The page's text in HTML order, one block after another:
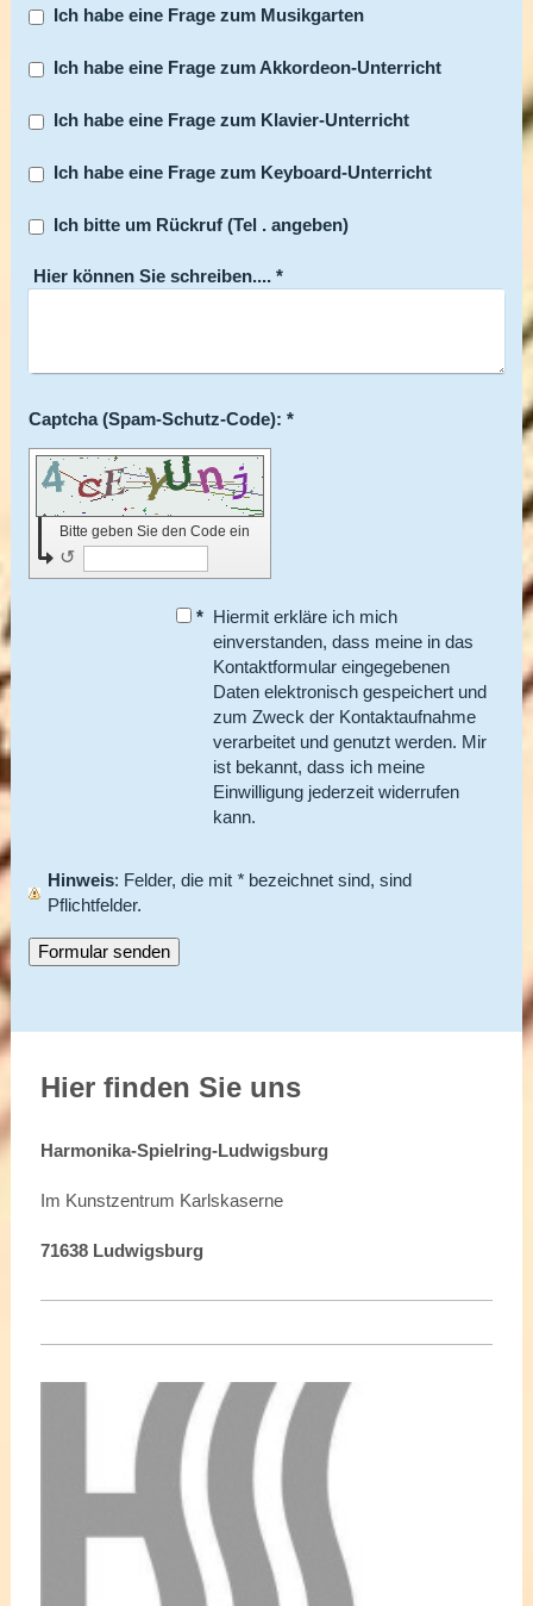
Ich habe eine Frage zum Musikgarten
Ich habe eine Frage zum Akkordeon-Unterricht
Ich habe eine Frage zum Klavier-Unterricht
Ich habe eine Frage zum Keyboard-Unterricht
Ich bitte um Rückruf (Tel . angeben)
Hier können Sie schreiben....*
Captcha (Spam-Schutz-Code): *
Bitte geben Sie den Code ein
↺
* Hiermit erkläre ich mich
einverstanden, dass meine in das
Kontaktformular eingegebenen
Daten elektronisch gespeichert und
zum Zweck der Kontaktaufnahme
verarbeitet und genutzt werden. Mir
ist bekannt, dass ich meine
Einwilligung jederzeit widerrufen
kann.
Hinweis : Felder, die mit *bezeichnet sind, sind
Pflichtfelder.
Hier finden Sie uns
Harmonika-Spielring-Ludwigsburg
Im Kunstzentrum Karlskaserne
71638 Ludwigsburg